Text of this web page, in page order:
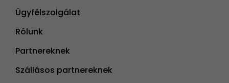
Ügyfélszolgálat
Rólunk
Partnereknek
Szállásos partnereknek